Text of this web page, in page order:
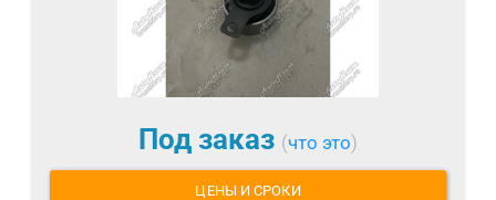
Под заказ (что это)
ЦЕНЫ И СРОКИ